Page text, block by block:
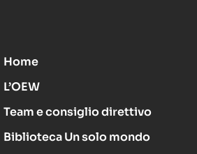
Home
L’OEW
Team e consiglio direttivo
Biblioteca Un solo mondo